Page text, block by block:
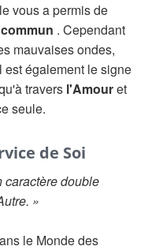
vous a permis de
. Cependant
mauvaises ondes,
est également le signe
travers l'Amouret
seule.
de Soi
caractère double
»
le Monde des